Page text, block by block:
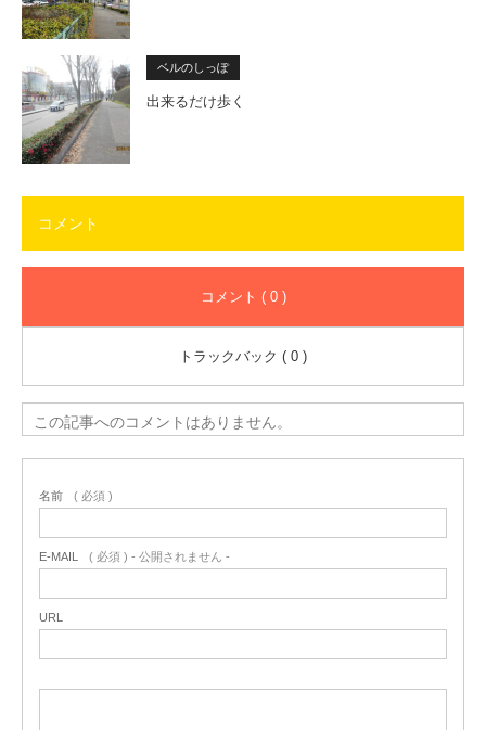
ベルのしっぽ
出来るだけ歩く
コメント
コメント ( 0 )
トラックバック ( 0 )
この記事へのコメントはありません。
名前 ( 必須 )
E-MAIL ( 必須 ) - 公開されません -
URL